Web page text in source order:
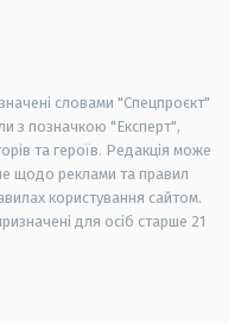
словами "Спецпроєкт"
з позначкою "Експерт",
та героїв. Редакція може
щодо реклами та правил
користування сайтом.
для осіб старше 21